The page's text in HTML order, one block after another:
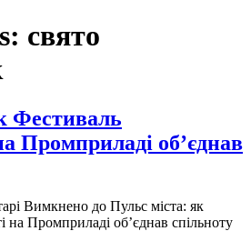
свято
Фестиваль
Промприладі об’єднав
Вимкнено до Пульс міста: як
на Промприладі об’єднав спільноту